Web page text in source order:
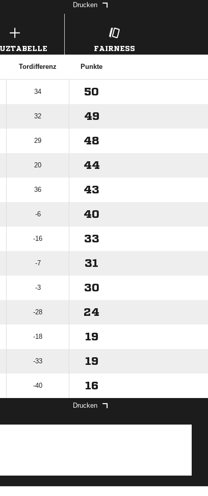
Drucken
FAIRNESS
Tordifferenz Punkte
34 50
32 49
29 48
20 44
36 43
-6 40
-16 33
-7 31
-3 30
-28 24
-18 19
-33 19
-40 16
Drucken